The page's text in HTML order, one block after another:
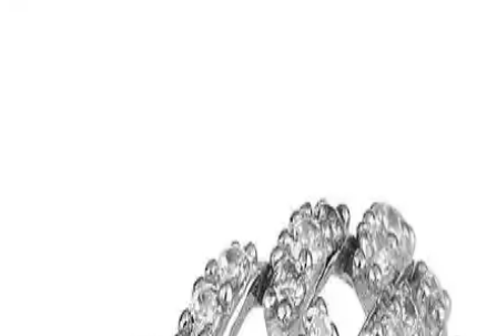
Kedi Gözü Fosforlu Tesbih, doğal taşların benzersiz güzelliği ve
gece parıltısı özelliğiyle öne çıkan şık ve dayanıklı bir takıdır.
Kullanıcılar, parlama ve dayanıklılık konusunda çeşitli deneyimler